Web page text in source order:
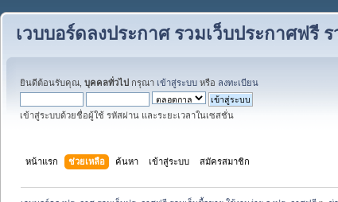
เวบบอร์ดลงประกาศ รวมเว็บประกาศฟรี
ยินดีต้อนรับคุณ, บุคคลทั่วไป กรุณา เข้าสู่ระบบ หรือ ลงทะเบียน
เข้าสู่ระบบด้วยชื่อผู้ใช้ รหัสผ่าน และระยะเวลาในเซสชั่น
หน้าแรก ช่วยเหลือ ค้นหา เข้าสู่ระบบ สมัครสมาชิก